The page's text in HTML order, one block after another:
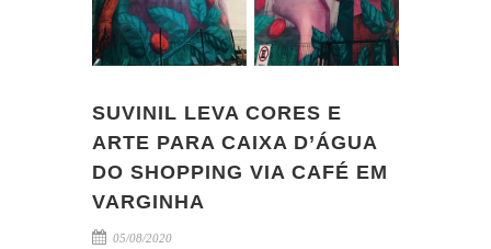
SUVINIL LEVA CORES E
ARTE PARA CAIXA D’ÁGUA
DO SHOPPING VIA CAFÉ EM
VARGINHA
05/08/2020